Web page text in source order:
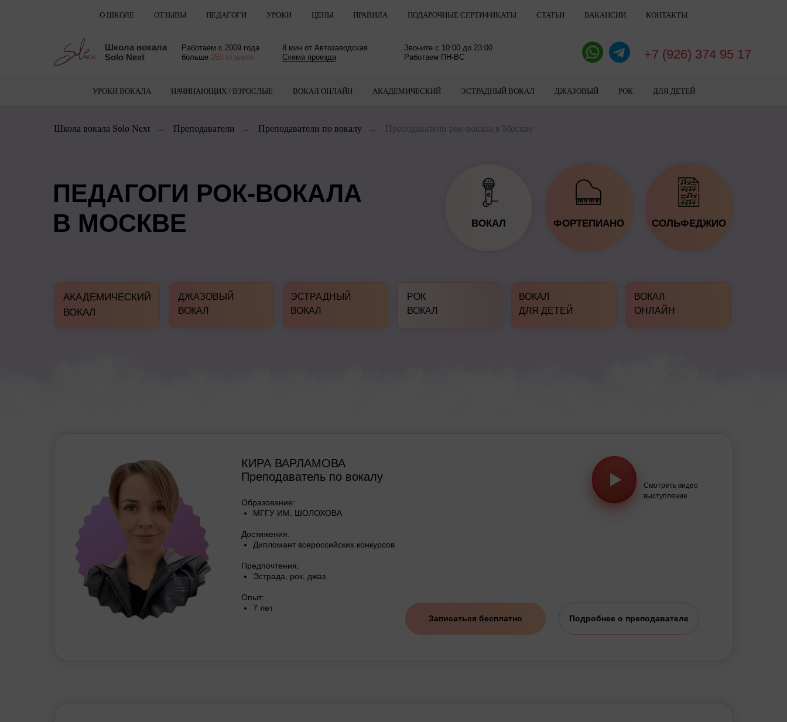
О ШКОЛЕ ОТЗЫВЫ ПЕДАГОГИ УРОКИ ЦЕНЫ ПРАВИЛА ПОДАРОЧНЫЕ СЕРТИФИКАТЫ СТАТЬИ ВАКАНСИИ КОНТАКТЫ
+7 (926) 374 95 17
Работаем с 2009 года
больше 250 отзывов
8 мин от Автозаводская
Схема проезда
Звоните с 10:00 до 23:00
Работаем ПН-ВС
Школа вокала
Solo Next
УРОКИ ВОКАЛА НАЧИНАЮЩИХ / ВЗРОСЛЫЕ ВОКАЛ ОНЛАЙН АКАДЕМИЧЕСКИЙ ЭСТРАДНЫЙ ВОКАЛ ДЖАЗОВЫЙ РОК ДЛЯ ДЕТЕЙ
Школа вокала Solo Next → Преподаватели → Преподаватели по вокалу → Преподаватели рок-вокала в Москве
СОЛЬФЕДЖИО
ФОРТЕПИАНО
ВОКАЛ
ПЕДАГОГИ РОК-ВОКАЛА
В МОСКВЕ
АКАДЕМИЧЕСКИЙ
ВОКАЛ
ДЖАЗОВЫЙ
ВОКАЛ
ЭСТРАДНЫЙ
ВОКАЛ
РОК
ВОКАЛ
ВОКАЛ
ДЛЯ ДЕТЕЙ
ВОКАЛ
ОНЛАЙН
Смотреть видео
выступление
Образование:
МГГУ ИМ. ШОЛОХОВА
Достижения:
Дипломант всероссийских конкурсов
Предпочтения:
Эстрада, рок, джаз
Опыт:
7 лет
КИРА ВАРЛАМОВА
Преподаватель по вокалу
Записаться бесплатно Подробнее о преподавателе